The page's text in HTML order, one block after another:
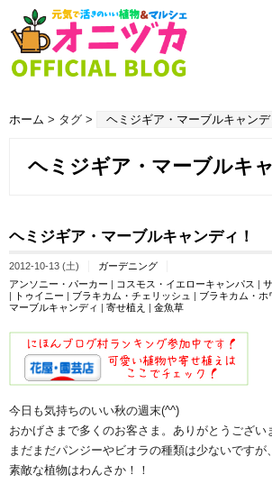
ホーム > タグ > ヘミジギア・マーブルキャンデ
ヘミジギア・マーブルキ
ヘミジギア・マーブルキャンディ！
2012-10-13 (土)
ガーデニング
アンソニー・パーカー | コスモス・イエローキャンパス |
|
トゥイニー | ブラキカム・チェリッシュ | ブラキカム・ホ
マーブルキャンディ | 寄せ植え | 金魚草
今日も気持ちのいい秋の週末(^^)
おかげさまで多くのお客さま。ありがとうござい
まだまだパンジーやビオラの種類は少ないですが、
素敵な植物はわんさか！！